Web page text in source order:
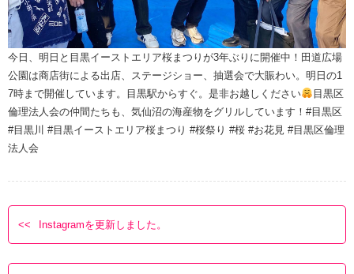
今日、明日と目黒イーストエリア桜まつりが3年ぶりに開催中！田道広場
公園は商店街による出店、ステージショー、抽選会で大賑わい。明日の1
7時まで開催しています。目黒駅からすぐ。是非お越しください
目黒区
倫理法人会の仲間たちも、気仙沼の海産物をグリルしています！#目黒区
#目黒川 #目黒イーストエリア桜まつり #桜祭り #桜 #お花見 #目黒区倫理
法人会
Instagramを更新しました。